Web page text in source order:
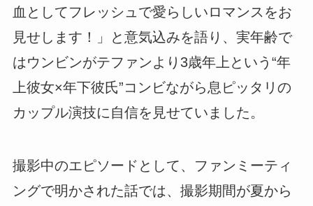
血としてフレッシュで愛らしいロマンスをお
見せします！」と意気込みを語り、実年齢で
はウンビンがテファンより3歳年上という“年
上彼女×年下彼氏”コンビながら息ピッタリの
カップル演技に自信を見せていました。
撮影中のエピソードとして、ファンミーティ
ングで明かされた話では、撮影期間が夏から